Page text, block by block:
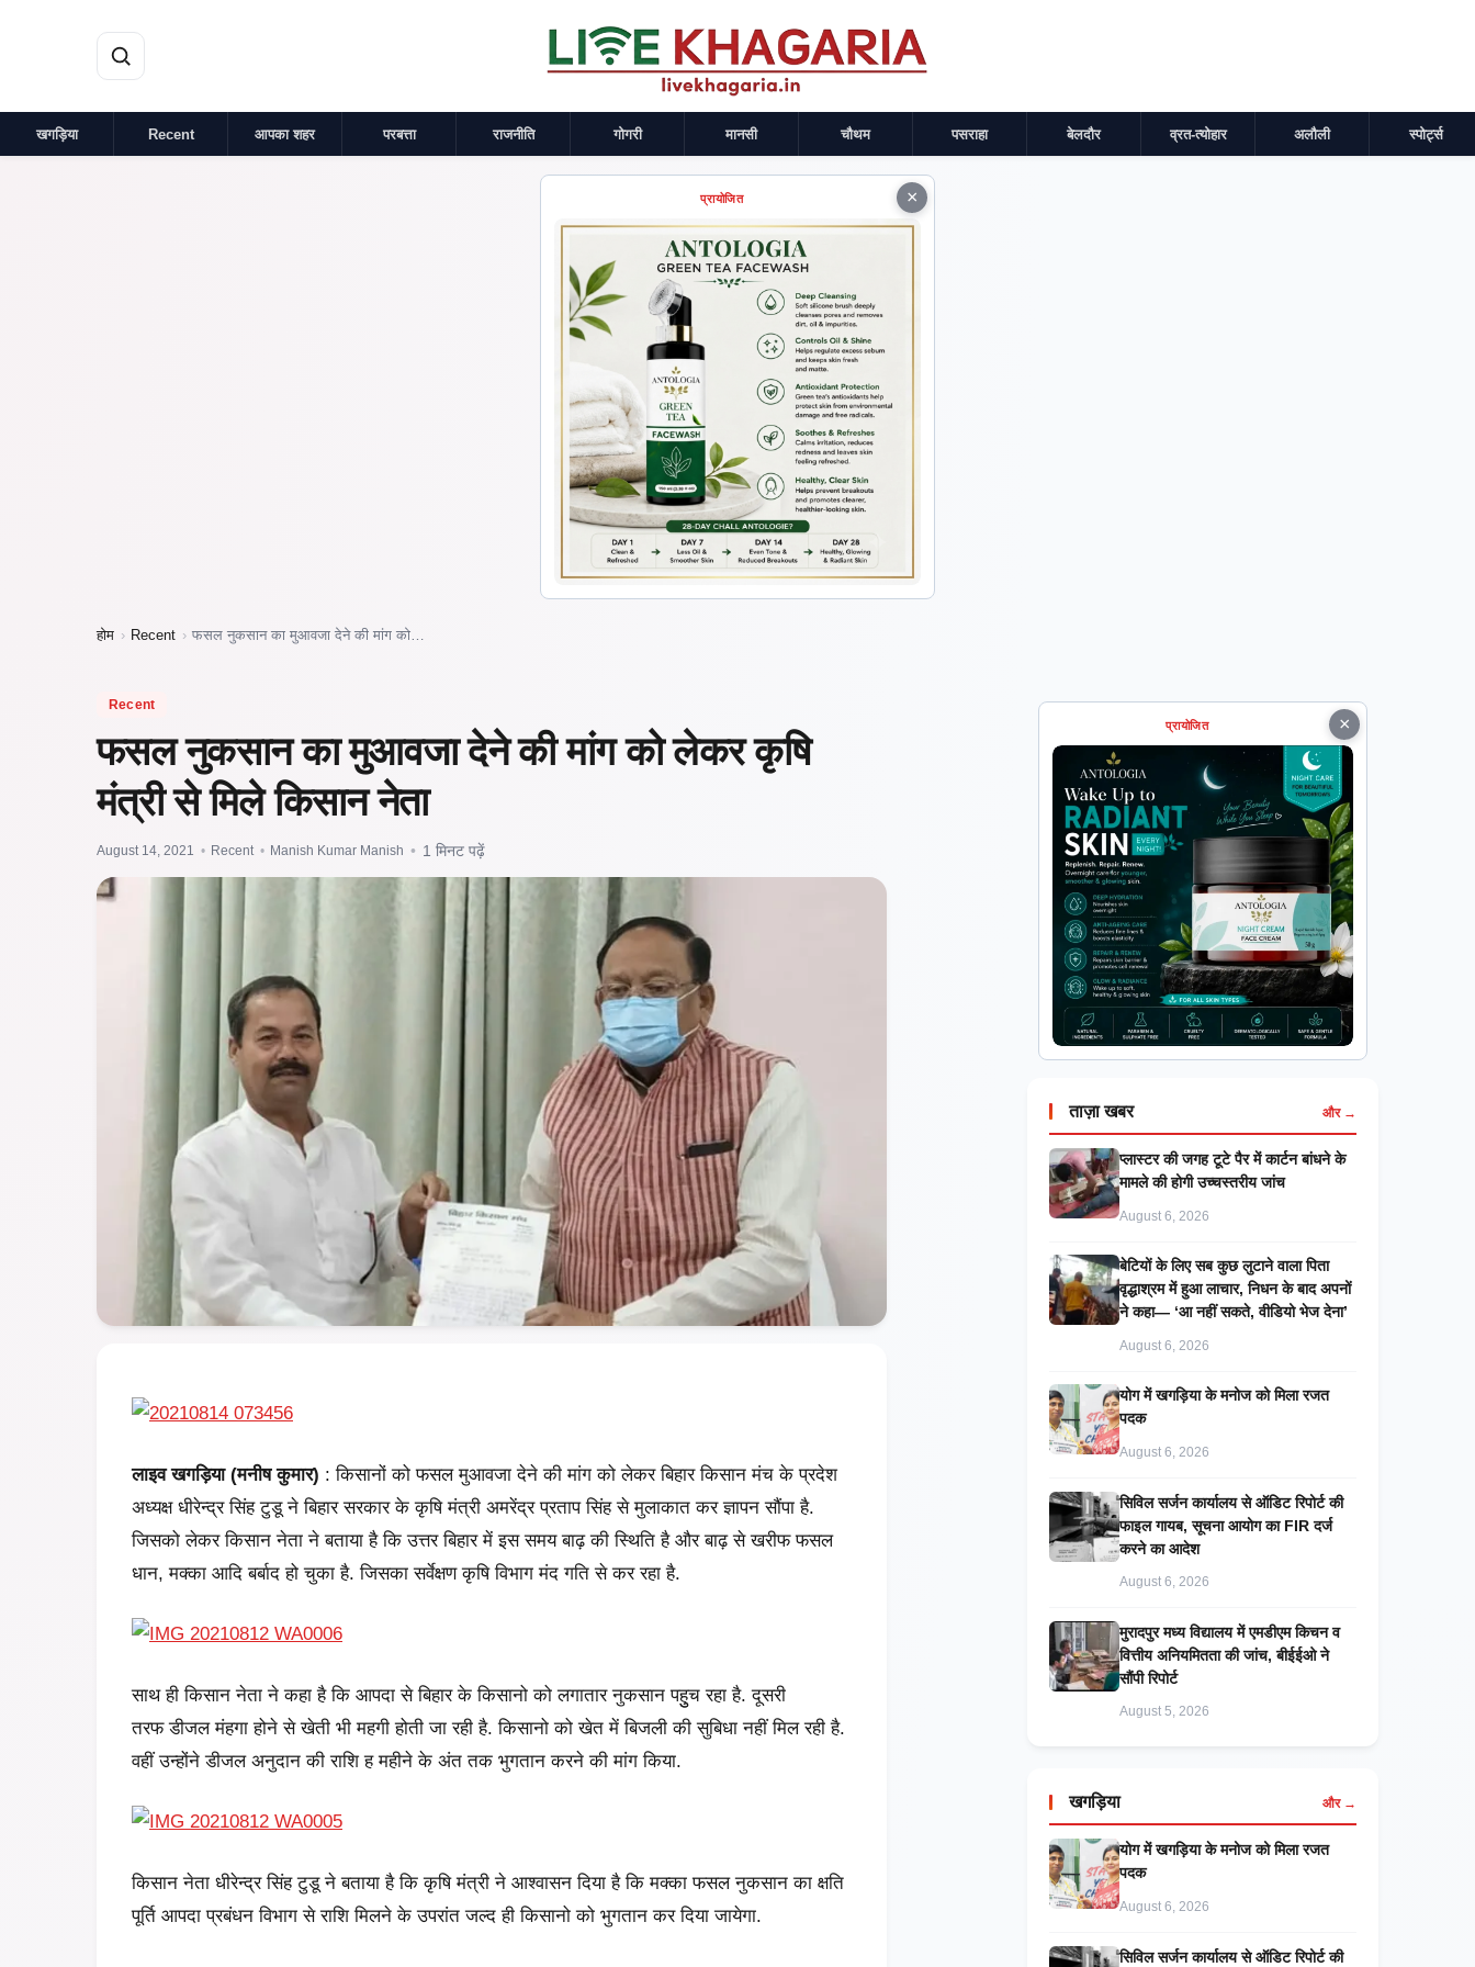
खगड़िया Recent आपका शहर परबत्ता राजनीति गोगरी मानसी चौथम पसराहा बेलदौर व्रत-त्योहार अलौली स्पोर्ट्स
×
प्रायोजित
होम › Recent › फसल नुकसान का मुआवजा देने की मांग को…
Recent
फसल नुकसान का मुआवजा देने की मांग को लेकर कृषि
मंत्री से मिले किसान नेता
August 14, 2021 • Recent • Manish Kumar Manish • 1 मिनट पढ़ें
लाइव खगड़िया (मनीष कुमार) : किसानों को फसल मुआवजा देने की मांग को लेकर बिहार किसान मंच के प्रदेश
अध्यक्ष धीरेन्द्र सिंह टुडू ने बिहार सरकार के कृषि मंत्री अमरेंद्र प्रताप सिंह से मुलाकात कर ज्ञापन सौंपा है.
जिसको लेकर किसान नेता ने बताया है कि उत्तर बिहार में इस समय बाढ़ की स्थिति है और बाढ़ से खरीफ फसल
धान, मक्का आदि बर्बाद हो चुका है. जिसका सर्वेक्षण कृषि विभाग मंद गति से कर रहा है.
साथ ही किसान नेता ने कहा है कि आपदा से बिहार के किसानो को लगातार नुकसान पहुुच रहा है. दूसरी
तरफ डीजल मंहगा होने से खेती भी महगी होती जा रही है. किसानो को खेत में बिजली की सुबिधा नहीं मिल रही है.
वहीं उन्होंने डीजल अनुदान की राशि ह महीने के अंत तक भुगतान करने की मांग किया.
किसान नेता धीरेन्द्र सिंह टुडू ने बताया है कि कृषि मंत्री ने आश्वासन दिया है कि मक्का फसल नुकसान का क्षति
पूर्ति आपदा प्रबंधन विभाग से राशि मिलने के उपरांत जल्द ही किसानो को भुगतान कर दिया जायेगा.
×
प्रायोजित
ताज़ा खबर और →
प्लास्टर की जगह टूटे पैर में कार्टन बांधने के
मामले की होगी उच्चस्तरीय जांच
August 6, 2026
बेटियों के लिए सब कुछ लुटाने वाला पिता
वृद्धाश्रम में हुआ लाचार, निधन के बाद अपनों
ने कहा— ‘आ नहीं सकते, वीडियो भेज देना’
August 6, 2026
​योग में खगड़िया के मनोज को मिला रजत
पदक
August 6, 2026
सिविल सर्जन कार्यालय से ऑडिट रिपोर्ट की
फाइल गायब, सूचना आयोग का FIR दर्ज
करने का आदेश
August 6, 2026
मुरादपुर मध्य विद्यालय में एमडीएम किचन व
वित्तीय अनियमितता की जांच, बीईईओ ने
सौंपी रिपोर्ट
August 5, 2026
खगड़िया और →
​योग में खगड़िया के मनोज को मिला रजत
पदक
August 6, 2026
सिविल सर्जन कार्यालय से ऑडिट रिपोर्ट की